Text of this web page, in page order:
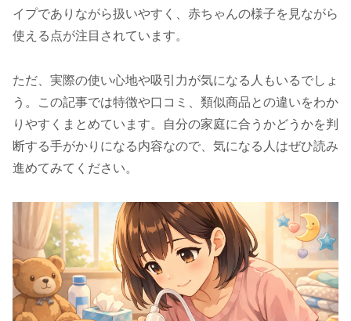
イプでありながら扱いやすく、赤ちゃんの様子を見ながら
使える点が注目されています。
ただ、実際の使い心地や吸引力が気になる人もいるでしょ
う。この記事では特徴や口コミ、類似商品との違いをわか
りやすくまとめています。自分の家庭に合うかどうかを判
断する手がかりになる内容なので、気になる人はぜひ読み
進めてみてください。